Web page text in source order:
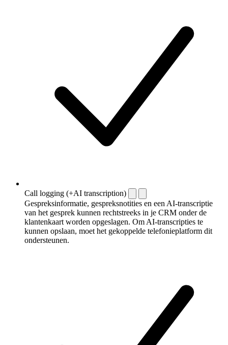
Call logging (+AI transcription)
Gespreksinformatie, gespreksnotities en een AI-transcriptie
van het gesprek kunnen rechtstreeks in je CRM onder de
klantenkaart worden opgeslagen. Om AI-transcripties te
kunnen opslaan, moet het gekoppelde telefonieplatform dit
ondersteunen.